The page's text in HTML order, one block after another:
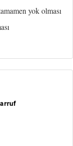
yok olması